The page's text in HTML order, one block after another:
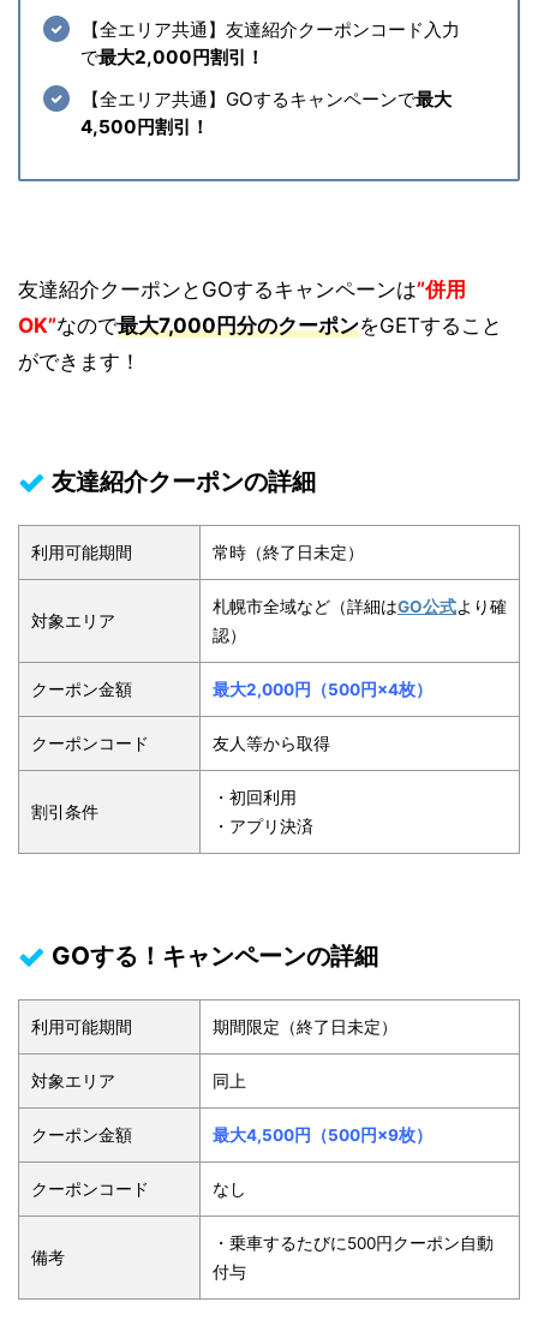
【全エリア共通】友達紹介クーポンコード入力
で最大2,000円割引！
【全エリア共通】GOするキャンペーンで最大
4,500円割引！
友達紹介クーポンとGOするキャンペーンは”併用
OK”なので最大7,000円分のクーポンをGETすること
ができます！
友達紹介クーポンの詳細
利用可能期間 常時（終了日未定）
対象エリア
札幌市全域など（詳細はGO公式より確
認）
クーポン金額 最大2,000円（500円×4枚）
クーポンコード 友人等から取得
割引条件
・初回利用
・アプリ決済
GOする！キャンペーンの詳細
利用可能期間 期間限定（終了日未定）
対象エリア 同上
クーポン金額 最大4,500円（500円×9枚）
クーポンコード なし
備考
・乗車するたびに500円クーポン自動
付与